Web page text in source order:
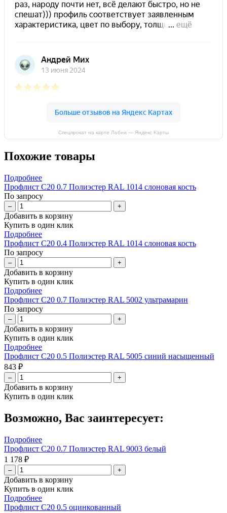
Спецпрокат на карте Лобни — Яндекс Карты
Похожие товары
Подробнее
Профлист С20 0.7 Полиэстер RAL 1014 слоновая кость
По запросу
– +
Добавить в корзину
Купить в один клик
Подробнее
Профлист С20 0.4 Полиэстер RAL 1014 слоновая кость
По запросу
– +
Добавить в корзину
Купить в один клик
Подробнее
Профлист С20 0.7 Полиэстер RAL 5002 ультрамарин
По запросу
– +
Добавить в корзину
Купить в один клик
Подробнее
Профлист С20 0.5 Полиэстер RAL 5005 синий насыщенный
843 ₽
– +
Добавить в корзину
Купить в один клик
Возможно, Вас заинтересует:
Подробнее
Профлист С20 0.7 Полиэстер RAL 9003 белый
1 178 ₽
– +
Добавить в корзину
Купить в один клик
Подробнее
Профлист С20 0.5 оцинкованный